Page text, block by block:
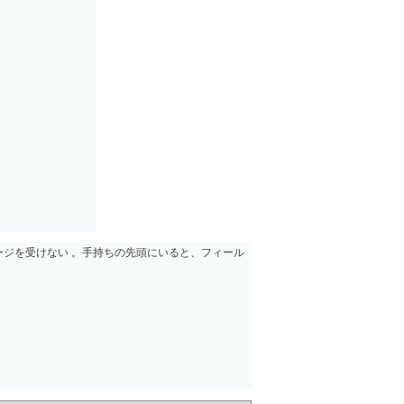
を受けない 。手持ちの先頭にいると、フィール